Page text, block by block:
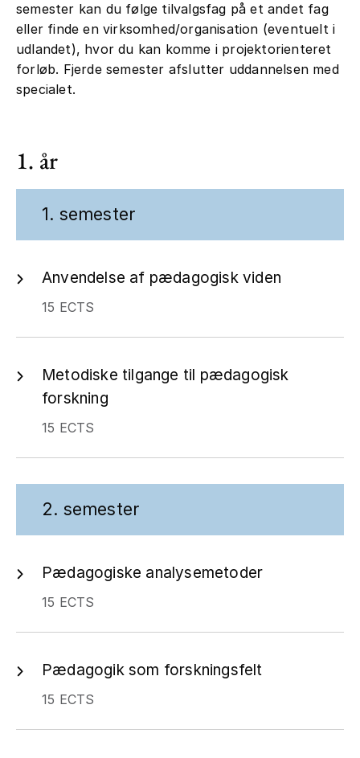
semester kan du følge tilvalgsfag på et andet fag
eller finde en virksomhed/organisation (eventuelt i
udlandet), hvor du kan komme i projektorienteret
forløb. Fjerde semester afslutter uddannelsen med
specialet.
1. år
1. semester
Anvendelse af pædagogisk viden
15 ECTS
Metodiske tilgange til pædagogisk
forskning
15 ECTS
2. semester
Pædagogiske analysemetoder
15 ECTS
Pædagogik som forskningsfelt
15 ECTS